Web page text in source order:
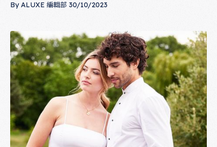
ByALUXE 編輯部30/10/2023